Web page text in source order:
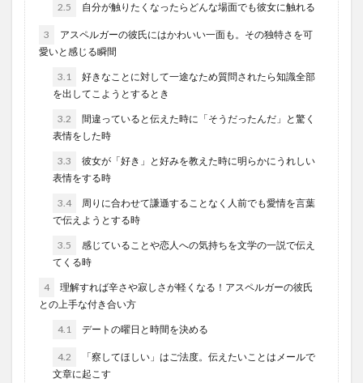
2.5 自分が触りたくなったらどんな場面でも彼女に触れる
3
アスペルガーの彼氏にはかわいい一面も。その独特さを可
愛いと感じる瞬間
3.1
好きなことに対して一途なため質問されたら知識全部
を出してこようとするとき
3.2
間違っていると伝えた時に「そうだったんだ」と驚く
表情をした時
3.3
彼女が「好き」と好みを教えた時に明らかにうれしい
表情をする時
3.4
周りに合わせて謙遜することなく人前でも愛情を言葉
で伝えようとする時
3.5
感じていることや恋人への気持ちを文学の一説で伝え
てくる時
4
理解すれば辛さや寂しさが軽くなる！アスペルガーの彼氏
との上手な付き合い方
4.1 デートの曜日と時間を決める
4.2
「察してほしい」はご法度。伝えたいことはメールで
文章に起こす